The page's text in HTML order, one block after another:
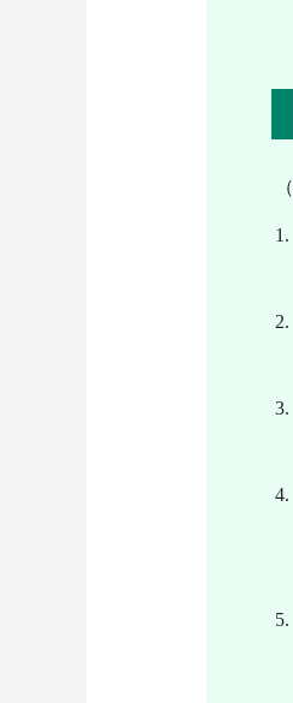
（
1.
2.
3.
4.
5.